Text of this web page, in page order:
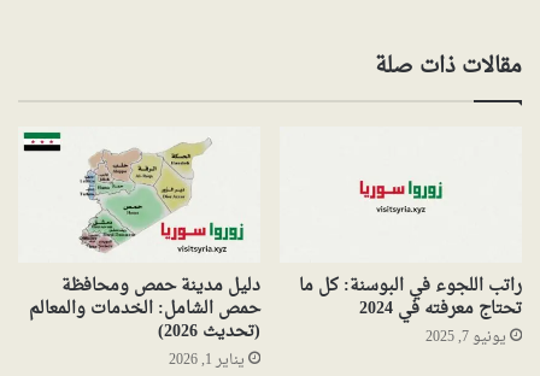
مقالات ذات صلة
راتب اللجوء في البوسنة: كل ما
تحتاج معرفته في 2024
يونيو 7, 2025
دليل مدينة حمص ومحافظة
حمص الشامل: الخدمات والمعالم
(تحديث 2026)
يناير 1, 2026